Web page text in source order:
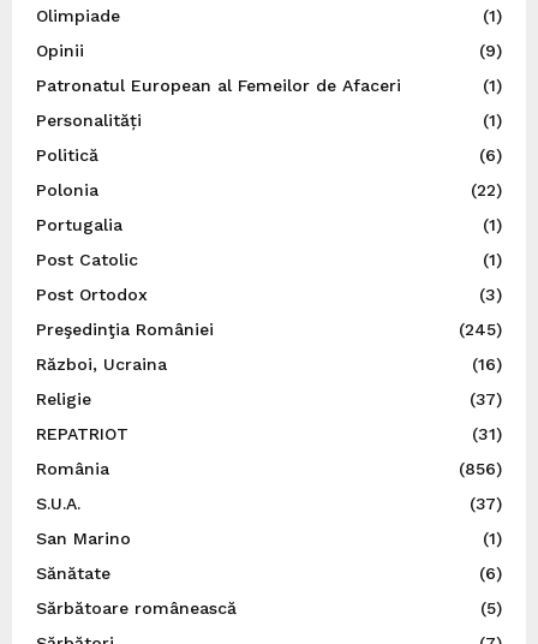
Olimpiade
(1)
Opinii
(9)
Patronatul European al Femeilor de Afaceri
(1)
Personalități
(1)
Politică
(6)
Polonia
(22)
Portugalia
(1)
Post Catolic
(1)
Post Ortodox
(3)
Preşedinţia României
(245)
Război, Ucraina
(16)
Religie
(37)
REPATRIOT
(31)
România
(856)
S.U.A.
(37)
San Marino
(1)
Sănătate
(6)
Sărbătoare românească
(5)